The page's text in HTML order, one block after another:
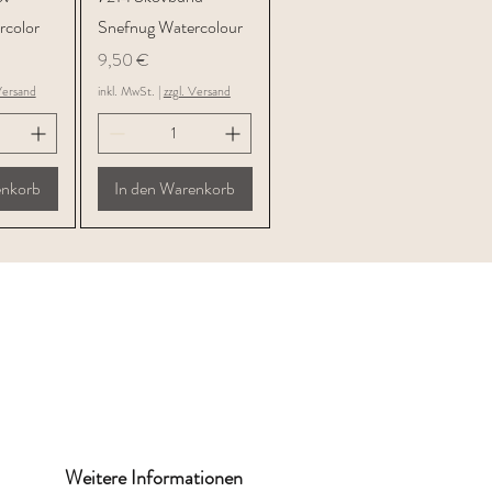
Snefnug Watercolour
Preis
9,50 €
inkl. MwSt. |zzgl. Versand
In den Warenkorb
Weitere Informationen